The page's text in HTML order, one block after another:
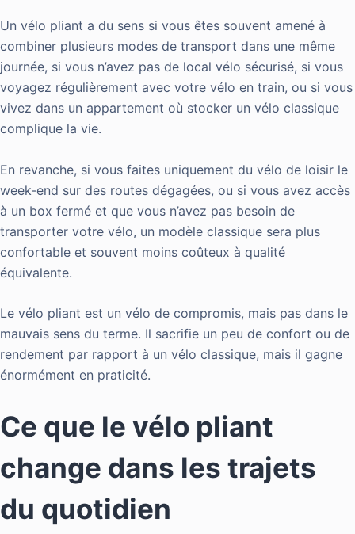
Un vélo pliant a du sens si vous êtes souvent amené à
combiner plusieurs modes de transport dans une même
journée, si vous n’avez pas de local vélo sécurisé, si vous
voyagez régulièrement avec votre vélo en train, ou si vous
vivez dans un appartement où stocker un vélo classique
complique la vie.
En revanche, si vous faites uniquement du vélo de loisir le
week-end sur des routes dégagées, ou si vous avez accès
à un box fermé et que vous n’avez pas besoin de
transporter votre vélo, un modèle classique sera plus
confortable et souvent moins coûteux à qualité
équivalente.
Le vélo pliant est un vélo de compromis, mais pas dans le
mauvais sens du terme. Il sacrifie un peu de confort ou de
rendement par rapport à un vélo classique, mais il gagne
énormément en praticité.
Ce que le vélo pliant
change dans les trajets
du quotidien